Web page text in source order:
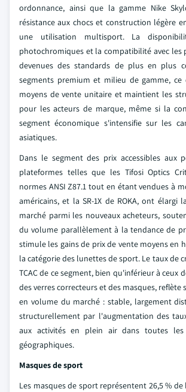
ordonnance, ainsi que la gamme Nike
résistance aux chocs et construction légère
une utilisation multisport. La
photochromiques et la compatibilité avec les
devenues des standards de plus en plus
segments premium et milieu de gamme, ce
moyens de vente unitaire et maintient les
pour les acteurs de marque, même si la
segment économique s'intensifie sur les
asiatiques.
Dans le segment des prix accessibles aux
plateformes telles que les Tifosi Optics
normes ANSI Z87.1 tout en étant vendues à
américains, et la SR-1X de ROKA, ont élargi
marché parmi les nouveaux acheteurs,
du volume parallèlement à la tendance de
stimule les gains de prix de vente moyens en
la catégorie des lunettes de sport. Le taux de
TCAC de ce segment, bien qu'inférieur à ceux
des verres correcteurs et des masques, reflète
en volume du marché : stable, largement
structurellement par l'augmentation des
aux activités en plein air dans toutes les
géographiques.
Masques de sport
Les masques de sport représentent 26,5 %